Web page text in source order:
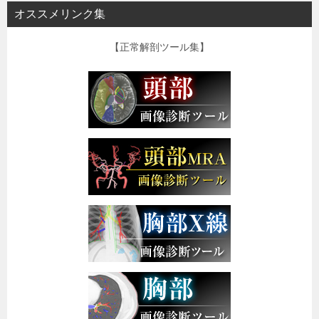
オススメリンク集
【正常解剖ツール集】